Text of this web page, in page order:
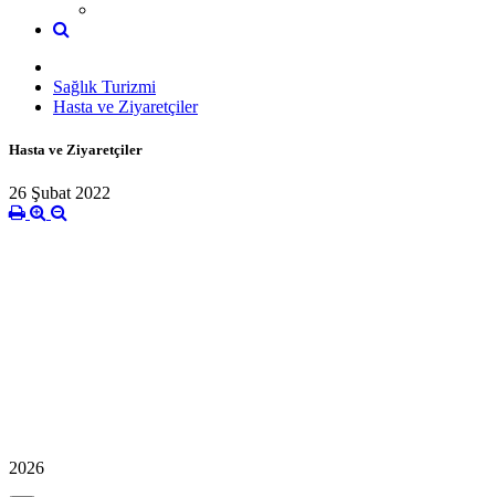
Sağlık Turizmi
Hasta ve Ziyaretçiler
Hasta ve Ziyaretçiler
26 Şubat 2022
2026